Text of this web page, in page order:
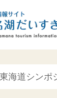
海道シンポ